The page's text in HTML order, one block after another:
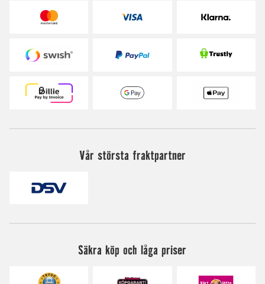
Vår största fraktpartner
Säkra köp och låga priser